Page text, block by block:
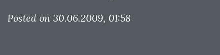
Posted on 30.06.2009, 01:58